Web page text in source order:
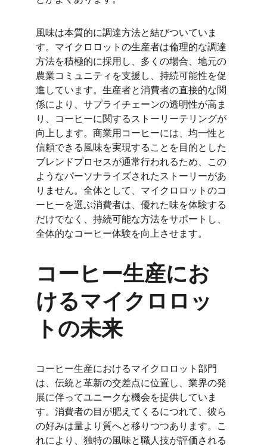
風味は本質的に調達方法と結びついていま
す。マイクロロットの生産者は倫理的な調達
方法を積極的に採用し、多くの場合、地元の
農業コミュニティを支援し、持続可能性を促
進しています。生産者と消費者の直接的な関
係により、サプライチェーンの透明性が高ま
り、コーヒーに関するストーリーテリングが
向上します。商業用コーヒーには、均一性と
信頼できる風味を実現することを目的とした
ブレンドプロセスが通常行われるため、この
ようなパーソナライズされたストーリーがあ
りません。全体として、マイクロロットのコ
ーヒーを選ぶ消費者は、優れた味を体験する
だけでなく、持続可能な方法をサポートし、
全体的なコーヒー体験を向上させます。
コーヒー生産にお
けるマイクロロッ
トの未来
コーヒー生産におけるマイクロロット部門
は、伝統と革新の交差点に位置し、業界の発
展に伴ってユニークな機会を提供していま
す。消費者の目が肥えてくるにつれて、彼ら
の好みは量より質へと移りつつあります。こ
れにより、独特の風味と職人技が評価される